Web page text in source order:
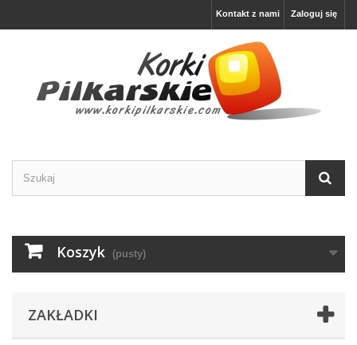
Zaloguj się
Kontakt z nami
Koszyk (pusty)
ZAKŁADKI